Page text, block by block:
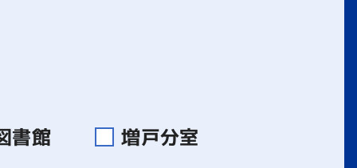
書館 増戸分室